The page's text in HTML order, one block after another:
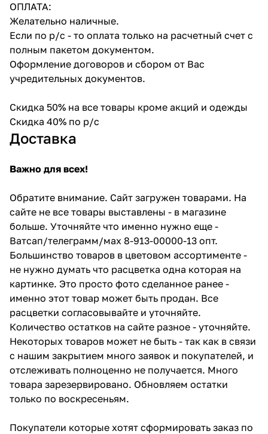
ОПЛАТА:
Желательно наличные.
Если по р/с - то оплата только на расчетный счет с
полным пакетом документом.
Оформление договоров и сбором от Вас
учредительных документов.
Скидка 50% на все товары кроме акций и одежды
Скидка 40% по р/с
Доставка
Важно для всех!
Обратите внимание. Сайт загружен товарами. На
сайте не все товары выставлены - в магазине
больше. Уточняйте что именно нужно еще -
Ватсап/телеграмм/мах 8-913-00000-13 опт.
Большинство товаров в цветовом ассортименте -
не нужно думать что расцветка одна которая на
картинке. Это просто фото сделанное ранее -
именно этот товар может быть продан. Все
расцветки согласовывайте и уточняйте.
Количество остатков на сайте разное - уточняйте.
Некоторых товаров может не быть - так как в связи
с нашим закрытием много заявок и покупателей, и
отслеживать полноценно не получается. Много
товара зарезервировано. Обновляем остатки
только по воскресеньям.
Покупатели которые хотят сформировать заказ по